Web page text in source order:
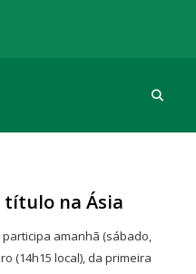
coberturas
título na Ásia
amanhã (sábado,
(14h15 local), da primeira